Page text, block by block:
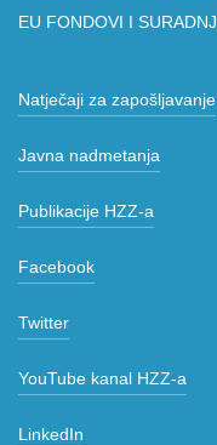
EU FONDOVI I
Natječaji za zapošljavanje
Javna nadmetanja
Publikacije HZZ-a
Facebook
Twitter
YouTube kanal HZZ-a
LinkedIn